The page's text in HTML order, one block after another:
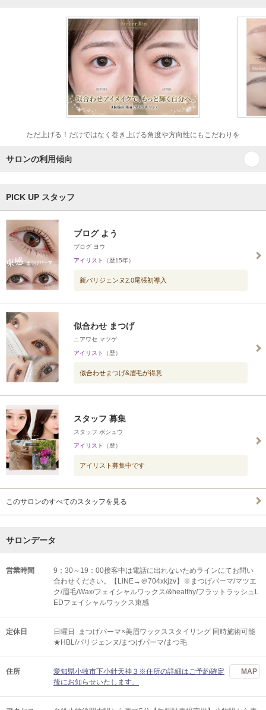
ただ上げる！だけではなく巻き上げる角度や方向性にもこだわりを
サロンの利用傾向
PICK UP スタッフ
ブログ よう
ブログ ヨウ
アイリスト （歴15年）
新パリジェンヌ2.0尾張初導入
似合わせ まつげ
ニアワセ マツゲ
アイリスト （歴）
似合わせまつげ&眉毛が得意
スタッフ 募集
スタッフ ボシュウ
アイリスト （歴）
アイリスト募集中です
このサロンのすべてのスタッフを見る
サロンデータ
営業時間
9：30～19：00接客中は電話に出れないためラインにてお問い
合わせください。【LINE→＠704xkjzv】※まつげパーマ/マツエ
ク/眉毛/Wax/フェイシャルワックス/&healthy/フラットラッシュL
EDフェイシャルワックス束感
定休日
日曜日 まつげパーマ×美眉ワックススタイリング 同時施術可能
★HBL/パリジェンヌ/まつげパーマ/まつ毛
住所
愛知県小牧市下小針天神３※住所の詳細はご予約確定
後にお知らせいたします。
MAP